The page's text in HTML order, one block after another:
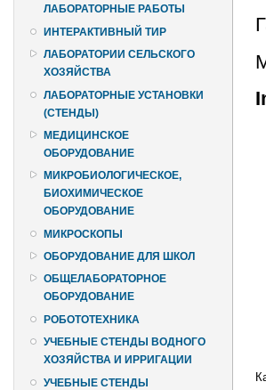
ЛАБОРАТОРНЫЕ РАБОТЫ
ИНТЕРАКТИВНЫЙ ТИР
ЛАБОРАТОРИИ СЕЛЬСКОГО
ХОЗЯЙСТВА
ЛАБОРАТОРНЫЕ УСТАНОВКИ
(СТЕНДЫ)
МЕДИЦИНСКОЕ
ОБОРУДОВАНИЕ
МИКРОБИОЛОГИЧЕСКОЕ,
БИОХИМИЧЕСКОЕ
ОБОРУДОВАНИЕ
МИКРОСКОПЫ
ОБОРУДОВАНИЕ ДЛЯ ШКОЛ
ОБЩЕЛАБОРАТОРНОЕ
ОБОРУДОВАНИЕ
РОБОТОТЕХНИКА
УЧЕБНЫЕ СТЕНДЫ ВОДНОГО
ХОЗЯЙСТВА И ИРРИГАЦИИ
УЧЕБНЫЕ СТЕНДЫ